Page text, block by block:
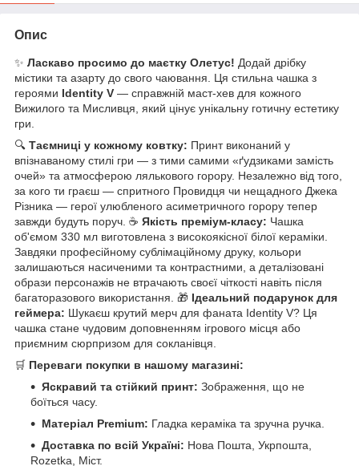
Опис
✨ Ласкаво просимо до маєтку Олетус! Додай дрібку
містики та азарту до свого чаювання. Ця стильна чашка з
героями Identity V — справжній маст-хев для кожного
Вижилого та Мисливця, який цінує унікальну готичну естетику
гри.
🔍 Таємниці у кожному ковтку: Принт виконаний у
впізнаваному стилі гри — з тими самими «ґудзиками замість
очей» та атмосферою лялькового горору. Незалежно від того,
за кого ти граєш — спритного Провидця чи нещадного Джека
Різника — герої улюбленого асиметричного горору тепер
завжди будуть поруч. ☕ Якість преміум-класу: Чашка
об'ємом 330 мл виготовлена з високоякісної білої кераміки.
Завдяки професійному сублімаційному друку, кольори
залишаються насиченими та контрастними, а деталізовані
образи персонажів не втрачають своєї чіткості навіть після
багаторазового використання. 🎁 Ідеальний подарунок для
геймера: Шукаєш крутий мерч для фаната Identity V? Ця
чашка стане чудовим доповненням ігрового місця або
приємним сюрпризом для сокланівця.
🛒 Переваги покупки в нашому магазині:
Яскравий та стійкий принт: Зображення, що не
боїться часу.
Матеріал Premium: Гладка кераміка та зручна ручка.
Доставка по всій Україні: Нова Пошта, Укрпошта,
Rozetka, Міст.